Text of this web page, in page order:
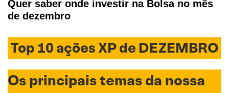
Quer saber onde investir na Bolsa no mês
de dezembro
Top 10 ações XP de DEZEMBRO
Os principais temas da nossa